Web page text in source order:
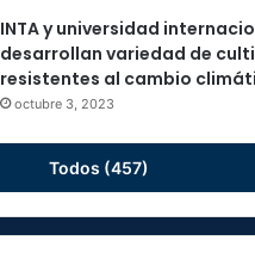
INTA y universidad
desarrollan variedad de
resistentes al cambio
octubre 3, 2023
Todos (457)